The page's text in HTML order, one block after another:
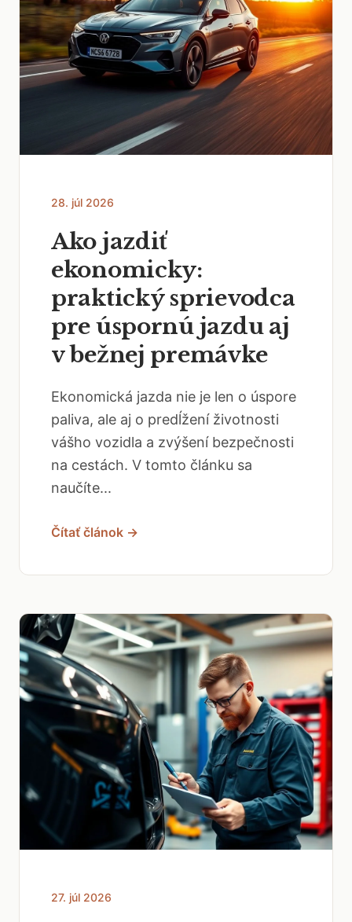
28. júl 2026
Ako jazdiť
ekonomicky:
praktický sprievodca
pre úspornú jazdu aj
v bežnej premávke
Ekonomická jazda nie je len o úspore
paliva, ale aj o predĺžení životnosti
vášho vozidla a zvýšení bezpečnosti
na cestách. V tomto článku sa
naučíte...
Čítať článok →
27. júl 2026